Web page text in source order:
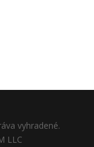
vyhradené.
LLC